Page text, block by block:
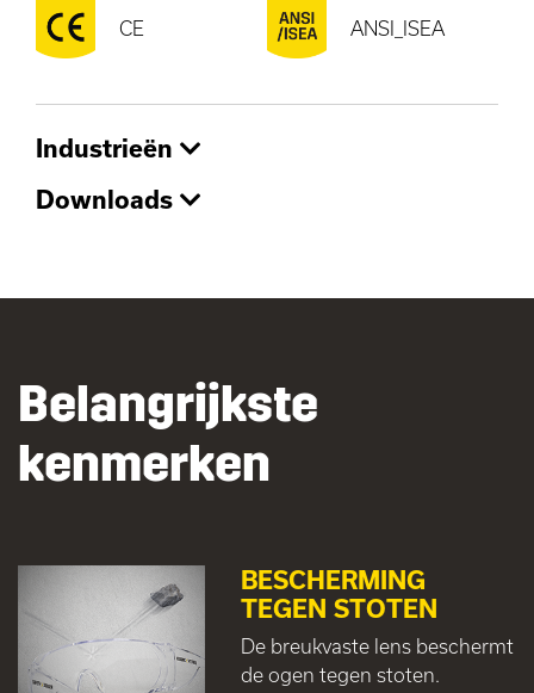
CE ANSI_ISEA
Industrieën
Downloads
Belangrijkste
kenmerken
BESCHERMING
TEGEN STOTEN
De breukvaste lens beschermt
de ogen tegen stoten.